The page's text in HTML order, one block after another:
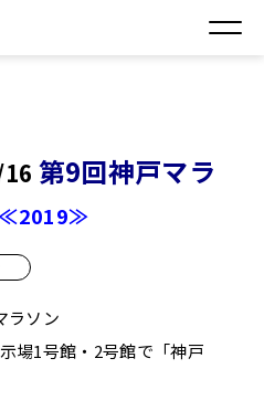
第9回神戸マラ
ラソン
場1号館・2号館で「神戸